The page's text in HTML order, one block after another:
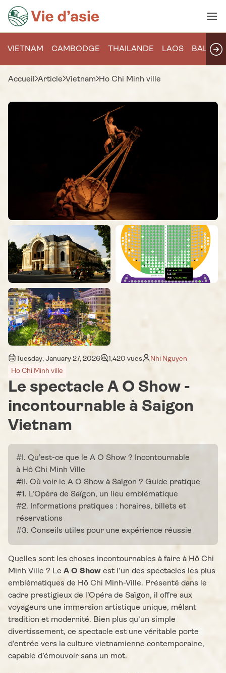
VIETNAM CAMBODGE THAILANDE LAOS BALI
Accueil Article Vietnam Ho Chi Minh ville
Tuesday, January 27, 2026 1,420 vues
Nhi Nguyen
Ho Chi Minh ville
Le spectacle A O Show -
incontournable à Saigon
Vietnam
#I. Qu’est-ce que le A O Show ? Incontournable
à Hô Chi Minh Ville
#II. Où voir le A O Show à Saïgon ? Guide pratique
#1. L’Opéra de Saïgon, un lieu emblématique
#2. Informations pratiques : horaires, billets et
réservations
#3. Conseils utiles pour une expérience réussie
Quelles sont les choses incontournables à faire à Hô Chi
Minh Ville ? Le A O Show est l’un des spectacles les plus
emblématiques de Hô Chi Minh-Ville. Présenté dans le
cadre prestigieux de l’Opéra de Saïgon, il offre aux
voyageurs une immersion artistique unique, mêlant
tradition et modernité. Bien plus qu’un simple
divertissement, ce spectacle est une véritable porte
d’entrée vers la culture vietnamienne contemporaine,
capable d’émouvoir sans un mot.